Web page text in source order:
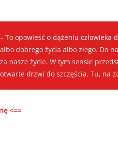
– To opowieść o dążeniu człowieka
albo dobrego życia albo złego. Do
za nasze życie. W tym sensie
otwarte drzwi do szczęścia. Tu, na
<==